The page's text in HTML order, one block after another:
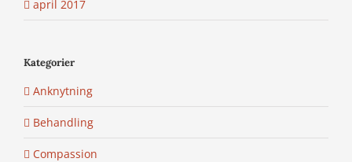
april 2017
Kategorier
Anknytning
Behandling
Compassion